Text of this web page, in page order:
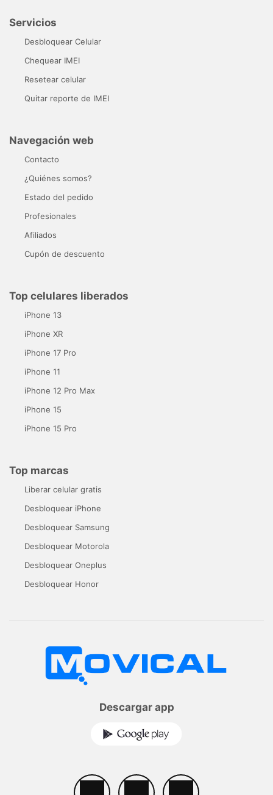
Servicios
Desbloquear Celular
Chequear IMEI
Resetear celular
Quitar reporte de IMEI
Navegación web
Contacto
¿Quiénes somos?
Estado del pedido
Profesionales
Afiliados
Cupón de descuento
Top celulares liberados
iPhone 13
iPhone XR
iPhone 17 Pro
iPhone 11
iPhone 12 Pro Max
iPhone 15
iPhone 15 Pro
Top marcas
Liberar celular gratis
Desbloquear iPhone
Desbloquear Samsung
Desbloquear Motorola
Desbloquear Oneplus
Desbloquear Honor
Descargar app